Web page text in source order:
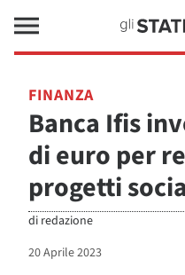
FINANZA
Banca Ifis
di euro per
progetti
di redazione
20 Aprile 2023